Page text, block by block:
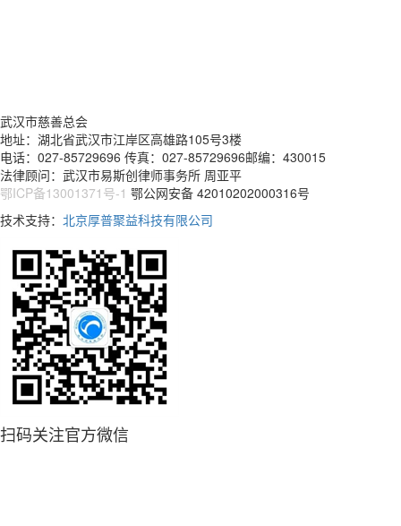
武汉市慈善总会
地址：湖北省武汉市江岸区高雄路105号3楼
电话：027-85729696 传真：027-85729696邮编：430015
法律顾问：武汉市易斯创律师事务所 周亚平
鄂ICP备13001371号-1 鄂公网安备 42010202000316号
技术支持： 北京厚普聚益科技有限公司
扫码关注官方微信